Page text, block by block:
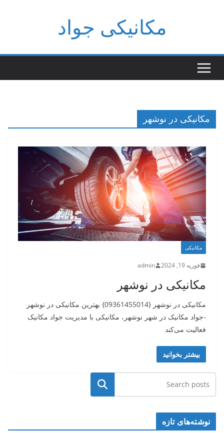
مکانیکی جواد
مکانیکی در نوشهر
مکانیکی
فوریه 19, 2024 admin
مکانیکی در نوشهر
مکانیکی در نوشهر {09361455014} بهترین مکانیکی در نوشهر
-جواد مکانیک در شهر نوشهر، مکانیکی با مدیریت جواد مکانیک
فعالیت می‌کند
بیشتر بخوانید
جستجو
نوشته‌های تازه